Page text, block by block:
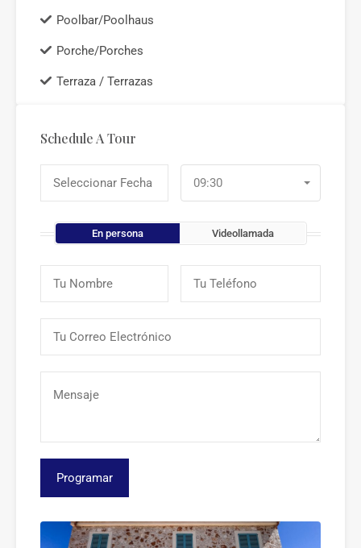
Poolbar/Poolhaus
Porche/Porches
Terraza / Terrazas
Schedule A Tour
09:30
En persona Videollamada